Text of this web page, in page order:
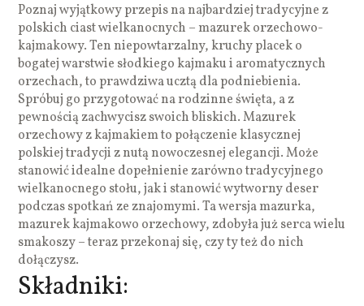
Poznaj wyjątkowy przepis na najbardziej tradycyjne z
polskich ciast wielkanocnych – mazurek orzechowo-
kajmakowy. Ten niepowtarzalny, kruchy placek o
bogatej warstwie słodkiego kajmaku i aromatycznych
orzechach, to prawdziwa ucztą dla podniebienia.
Spróbuj go przygotować na rodzinne święta, a z
pewnością zachwycisz swoich bliskich. Mazurek
orzechowy z kajmakiem to połączenie klasycznej
polskiej tradycji z nutą nowoczesnej elegancji. Może
stanowić idealne dopełnienie zarówno tradycyjnego
wielkanocnego stołu, jak i stanowić wytworny deser
podczas spotkań ze znajomymi. Ta wersja mazurka,
mazurek kajmakowo orzechowy, zdobyła już serca wielu
smakoszy – teraz przekonaj się, czy ty też do nich
dołączysz.
Składniki: